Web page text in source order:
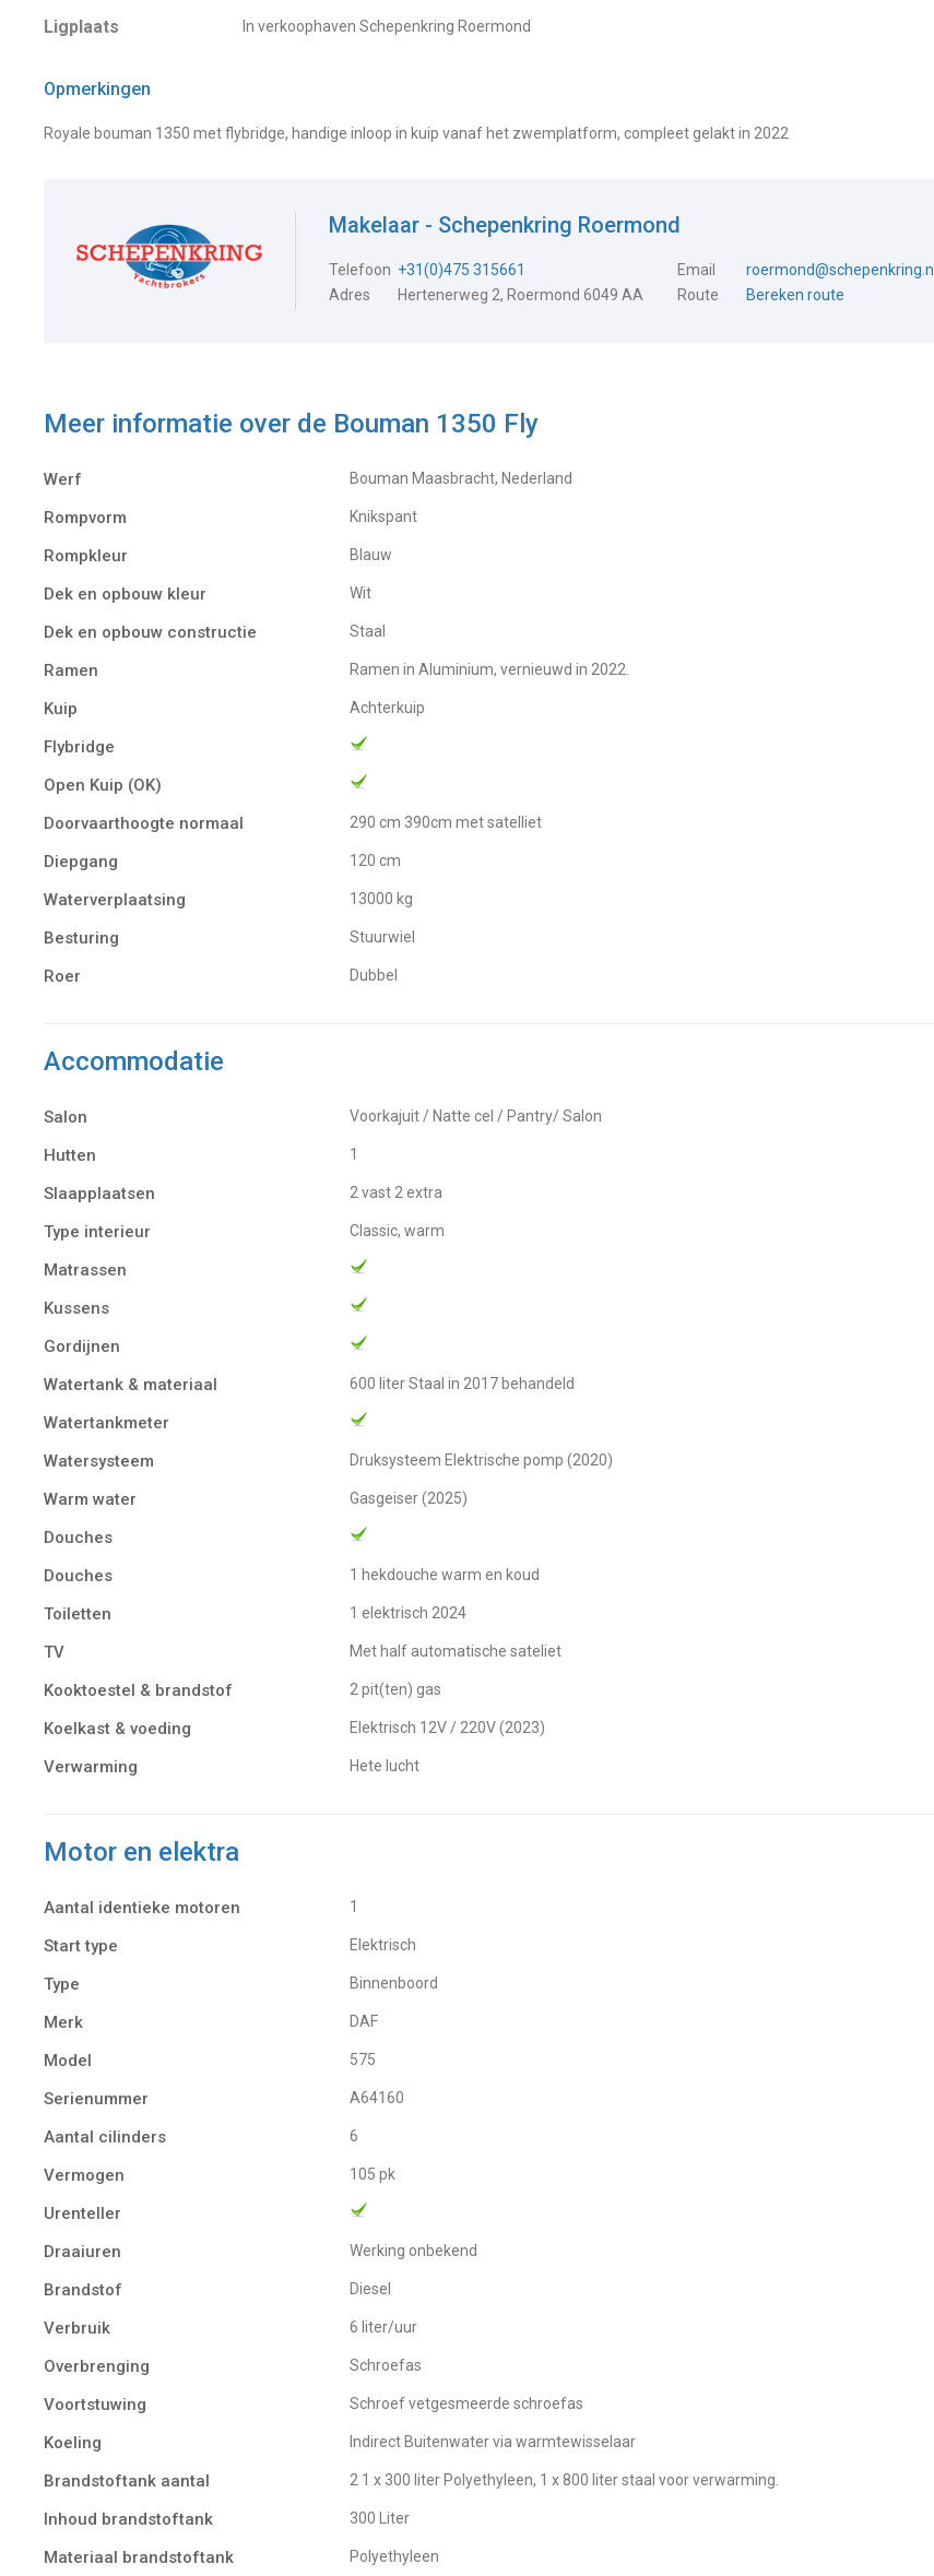
Ligplaats In verkoophaven Schepenkring Roermond
Opmerkingen
Royale bouman 1350 met flybridge, handige inloop in kuip vanaf het zwemplatform, compleet gelakt in 2022
Makelaar - Schepenkring Roermond
Telefoon +31(0)475 315661 Email
roermond@schepenkring.nl
Adres
Hertenerweg 2, Roermond 6049 AA Route Bereken route
Meer informatie over de Bouman 1350 Fly
Werf Bouman Maasbracht, Nederland
Rompvorm Knikspant
Rompkleur Blauw
Dek en opbouw kleur Wit
Dek en opbouw constructie Staal
Ramen Ramen in Aluminium, vernieuwd in 2022.
Kuip Achterkuip
Flybridge
Open Kuip (OK)
Doorvaarthoogte normaal
290 cm 390cm met satelliet
Diepgang 120 cm
Waterverplaatsing 13000 kg
Besturing Stuurwiel
Roer Dubbel
Accommodatie
Salon Voorkajuit / Natte cel / Pantry/ Salon
Hutten 1
Slaapplaatsen 2 vast 2 extra
Type interieur Classic, warm
Matrassen
Kussens
Gordijnen
Watertank & materiaal
600 liter Staal in 2017 behandeld
Watertankmeter
Watersysteem
Druksysteem Elektrische pomp (2020)
Warm water gasgeiser (2025)
Douches
Douches
1 hekdouche warm en koud
Toiletten 1 elektrisch 2024
TV met half automatische sateliet
Kooktoestel & brandstof 2 pit(ten) gas
Koelkast & voeding Elektrisch 12V / 220V (2023)
Verwarming Hete lucht
Motor en elektra
Aantal identieke motoren 1
Start type Elektrisch
Type Binnenboord
Merk DAF
Model 575
Serienummer A64160
Aantal cilinders 6
Vermogen 105 pk
Urenteller
Draaiuren
Werking onbekend
Brandstof Diesel
Verbruik 6 liter/uur
Overbrenging Schroefas
Voortstuwing schroef vetgesmeerde schroefas
Koeling indirect Buitenwater via warmtewisselaar
Brandstoftank aantal 2 1 x 300 liter Polyethyleen, 1 x 800 liter staal voor verwarming.
Inhoud brandstoftank 300 Liter
Materiaal brandstoftank Polyethyleen